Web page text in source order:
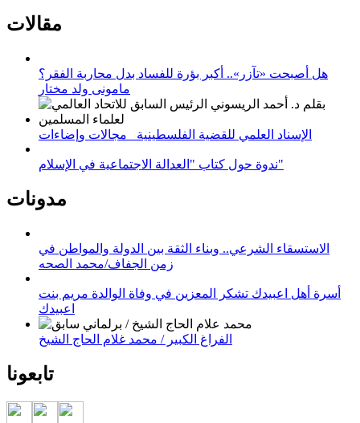
مقالات
هل أصبحت «تآزر».. أكبر بؤرة للفساد بدل محاربة الفقر؟
مامونى ولد مختار
الإسناد العلمي للقضية الفلسطينية_ مجالات وإضاءات
ندوة حول كتاب "العدالة الاجتماعية في الإسلام"
مدونات
الاستسقاء الشرعي.. وبناء الثقة بين الدولة والمواطن في
زمن الجفاف/محمد الصحه
أسرة أهل اعبيدك تشكر المعزين في وفاة الوالدة مريم بنت
اعبيدك
الفراغ الكبير / محمد غلام الحاج الشيخ
تابعونا